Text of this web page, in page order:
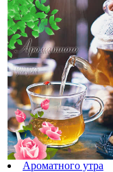
Ароматного утра